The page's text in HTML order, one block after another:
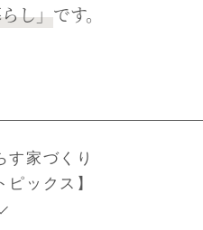
し」です。
す家づくり
ピックス】